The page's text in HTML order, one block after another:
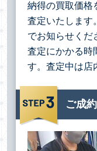
納得の買取価格
査定いたします
でお知らせくだ
査定にかかる時
す。査定中は店
ご成